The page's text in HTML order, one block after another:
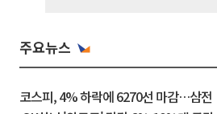
주요뉴스
코스피, 4% 하락에 6270선 마감…삼전